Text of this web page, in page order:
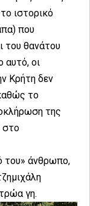
ιστορικό
που
του θανάτου
αυτό, οι
Κρήτη δεν
το
της
στο
του» άνθρωπο,
γη.